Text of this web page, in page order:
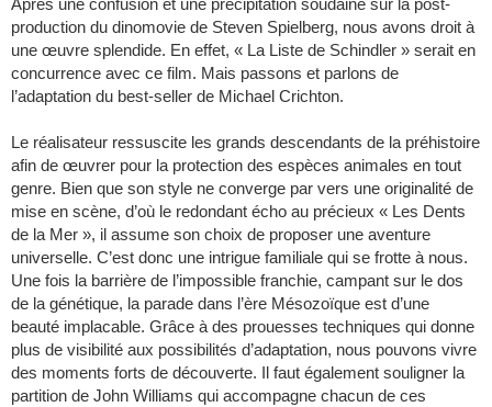
Après une confusion et une précipitation soudaine sur la post-
production du dinomovie de Steven Spielberg, nous avons droit à
une œuvre splendide. En effet, « La Liste de Schindler » serait en
concurrence avec ce film. Mais passons et parlons de
l’adaptation du best-seller de Michael Crichton.
Le réalisateur ressuscite les grands descendants de la préhistoire
afin de œuvrer pour la protection des espèces animales en tout
genre. Bien que son style ne converge par vers une originalité de
mise en scène, d’où le redondant écho au précieux « Les Dents
de la Mer », il assume son choix de proposer une aventure
universelle. C’est donc une intrigue familiale qui se frotte à nous.
Une fois la barrière de l’impossible franchie, campant sur le dos
de la génétique, la parade dans l’ère Mésozoïque est d’une
beauté implacable. Grâce à des prouesses techniques qui donne
plus de visibilité aux possibilités d’adaptation, nous pouvons vivre
des moments forts de découverte. Il faut également souligner la
partition de John Williams qui accompagne chacun de ces